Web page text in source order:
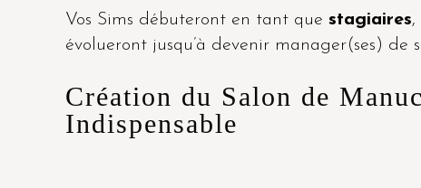
Vos Sims débuteront en tant que stagiaires,
évolueront jusqu’à devenir manager(ses) de
Création du Salon de
Indispensable